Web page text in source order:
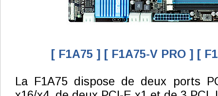
[ F1A75 ] [ F1A75-V PRO ] [
La F1A75 dispose de deux ports